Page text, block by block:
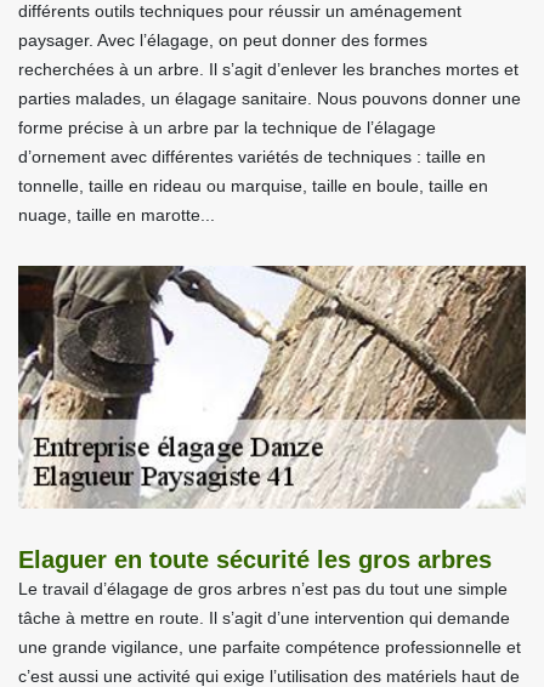
différents outils techniques pour réussir un aménagement
paysager. Avec l’élagage, on peut donner des formes
recherchées à un arbre. Il s’agit d’enlever les branches mortes et
parties malades, un élagage sanitaire. Nous pouvons donner une
forme précise à un arbre par la technique de l’élagage
d’ornement avec différentes variétés de techniques : taille en
tonnelle, taille en rideau ou marquise, taille en boule, taille en
nuage, taille en marotte...
Elaguer en toute sécurité les gros arbres
Le travail d’élagage de gros arbres n’est pas du tout une simple
tâche à mettre en route. Il s’agit d’une intervention qui demande
une grande vigilance, une parfaite compétence professionnelle et
c’est aussi une activité qui exige l’utilisation des matériels haut de